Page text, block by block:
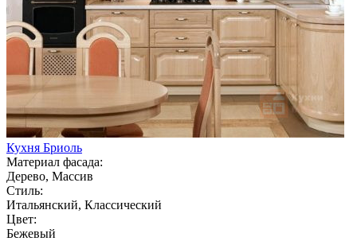
Кухня Бриоль
Материал фасада:
Дерево, Массив
Стиль:
Итальянский, Классический
Цвет:
Бежевый